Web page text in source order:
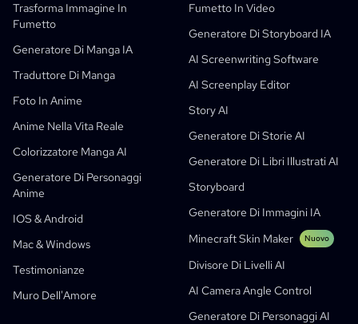
Trasforma Immagine In
Fumetto
Generatore Di Manga IA
Traduttore Di Manga
Foto In Anime
Anime Nella Vita Reale
Colorizzatore Manga AI
Generatore Di Personaggi
Anime
IOS & Android
Mac & Windows
Testimonianze
Muro Dell'Amore
Fumetto In Video
Generatore Di Storyboard IA
AI Screenwriting Software
AI Screenplay Editor
Story AI
Generatore Di Storie AI
Generatore Di Libri Illustrati AI
Storyboard
Generatore Di Immagini IA
Minecraft Skin Maker
Nuovo
Divisore Di Livelli AI
AI Camera Angle Control
Generatore Di Personaggi AI
Video In Fumetto
Generatore Di Storie Vocali
Generatore Di Cartoni Animati IA
Trasforma Immagine In Fumetto
Trasforma L’immagine In Cartone Animato
Generatore Di Webtoon IA
Generatore AI Di Manhwa
Generatore Di Manga IA
Fumetti Per Social Media
Creatore Di Fumetti Biblici
Generatore Di Manga Text Bubble
Generatore Di Storyboard IA
Startup
Arte Sequenziale
ElevenLabs
PuppyAgent
Impresa
Strumenti AI Per Insegnanti E Studenti
Generatore Di Video AI
Creatore Di Libri Illustrati Per Bambini
Generatore Di Libri Illustrati AI
Fumetti Educativi AI
Flussi Di Lavoro Generativi
Webtoon